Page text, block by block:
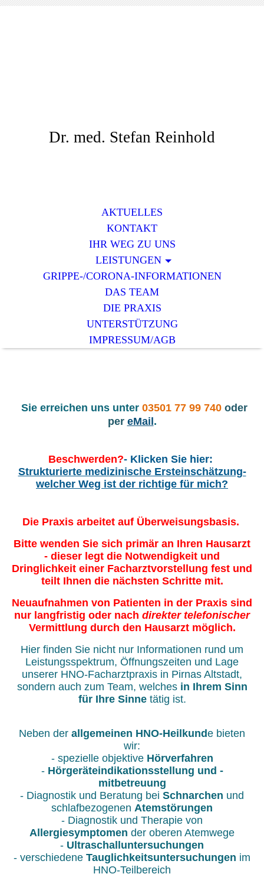
Dr. med. Stefan Reinhold
AKTUELLES
KONTAKT
IHR WEG ZU UNS
LEISTUNGEN
GRIPPE-/CORONA-INFORMATIONEN
DAS TEAM
DIE PRAXIS
UNTERSTÜTZUNG
IMPRESSUM/AGB
Sie erreichen uns unter03501 77 99 740 oder
per eMail .
Beschwerden?- Klicken Sie hier:
Strukturierte medizinische Ersteinschätzung-
welcher Weg ist der richtige für mich?
Die Praxis arbeitet auf Überweisungsbasis.
Bitte wenden Sie sich primär an Ihren Hausarzt
- dieser legt die Notwendigkeit und
Dringlichkeit einer Facharztvorstellung fest und
teilt Ihnen die nächsten Schritte mit.
Neuaufnahmen von Patienten in der Praxis sind
nur langfristig oder nach direkter telefonischer
Vermittlung durch den Hausarzt möglich.
Hier finden Sie nicht nur Informationen rund um
Leistungsspektrum, Öffnungszeiten und Lage
unserer HNO-Facharztpraxis in Pirnas Altstadt,
sondern auch zum Team, welches in Ihrem Sinn
für Ihre Sinne tätig ist.
Neben der allgemeinen HNO-Heilkunde bieten
wir:
- spezielle objektive Hörverfahren
- Hörgeräteindikationsstellung und -
mitbetreuung
- Diagnostik und Beratung bei Schnarchen und
schlafbezogenen Atemstörungen
- Diagnostik und Therapie von
Allergiesymptomen der oberen Atemwege
- Ultraschalluntersuchungen
- verschiedene Tauglichkeitsuntersuchungen im
HNO-Teilbereich